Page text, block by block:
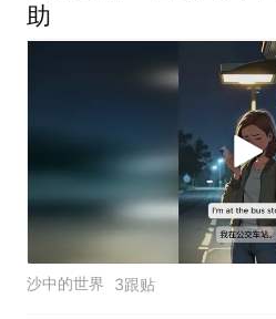
助
沙中的世界 3跟贴